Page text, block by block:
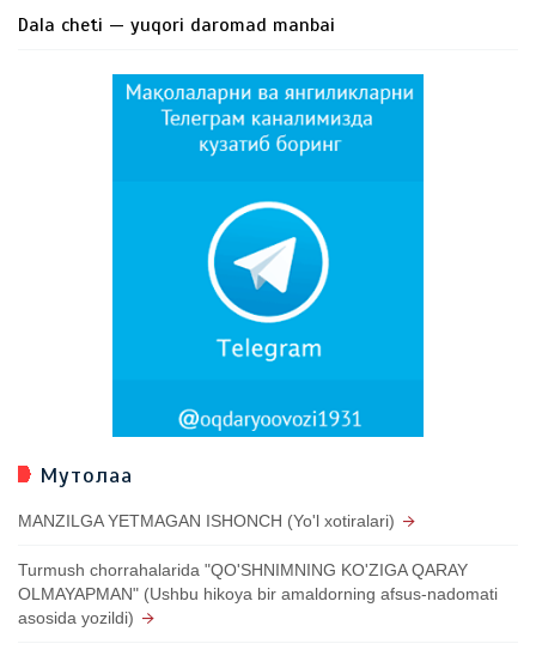
Dala cheti — yuqori daromad manbai
Мутолаа
MANZILGA YETMAGAN ISHONCH (Yo'l xotiralari)
Turmush chorrahalarida "QO'SHNIMNING KO'ZIGA QARAY
OLMAYAPMAN" (Ushbu hikoya bir amaldorning afsus-nadomati
asosida yozildi)